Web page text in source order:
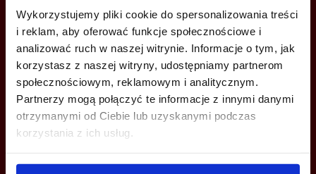
Wykorzystujemy pliki cookie do spersonalizowania treści
i reklam, aby oferować funkcje społecznościowe i
analizować ruch w naszej witrynie. Informacje o tym, jak
korzystasz z naszej witryny, udostępniamy partnerom
społecznościowym, reklamowym i analitycznym.
Partnerzy mogą połączyć te informacje z innymi danymi
otrzymanymi od Ciebie lub uzyskanymi podczas
korzystania z ich usług.
info@bazabiur.pl
MOŻESZ TEŻ ZOSTAWIĆ SWÓJ NUMER, A MY SKONTAKTUJEMY SIĘ
Z TOBĄ